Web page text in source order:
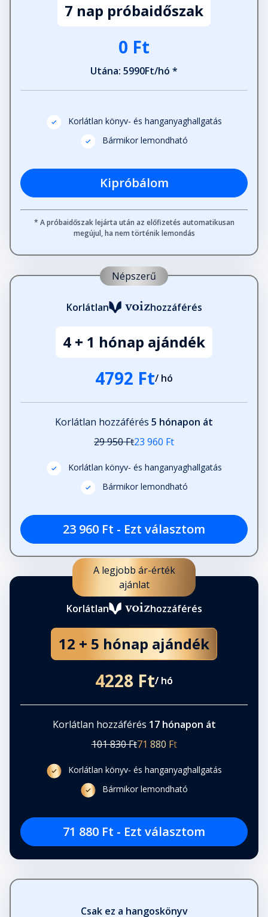
7 nap próbaidőszak
0 Ft
Utána: 5990Ft/hó *
Korlátlan könyv- és hanganyaghallgatás
Bármikor lemondható
Kipróbálom
* A próbaidőszak lejárta után az előfizetés automatikusan
megújul, ha nem történik lemondás
Népszerű
Korlátlan hozzáférés
4 + 1 hónap ajándék
4792 Ft/ hó
Korlátlan hozzáférés 5 hónapon át
29 950 Ft23 960 Ft
Korlátlan könyv- és hanganyaghallgatás
Bármikor lemondható
23 960 Ft - Ezt választom
A legjobb ár-érték
ajánlat
Korlátlan
hozzáférés
12 + 5 hónap ajándék
4228 Ft/ hó
Korlátlan hozzáférés 17 hónapon át
101 830 Ft71 880 Ft
Korlátlan könyv- és hanganyaghallgatás
Bármikor lemondható
71 880 Ft - Ezt választom
Csak ez a hangoskönyv